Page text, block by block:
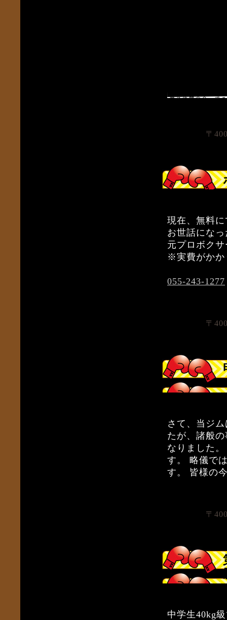
〒
現在、無料
お世話にな
元プロボク
※実費がかか
055-243-1277
〒
さて、当ジ
たが、諸般
なりました
す。 略儀で
す。 皆様の
〒
中学生40kg